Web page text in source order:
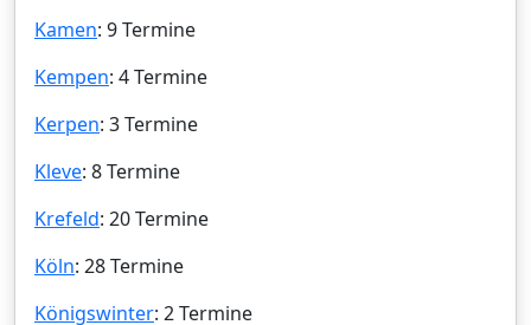
Kamen: 9 Termine
Kempen: 4 Termine
Kerpen: 3 Termine
Kleve: 8 Termine
Krefeld: 20 Termine
Köln: 28 Termine
Königswinter: 2 Termine